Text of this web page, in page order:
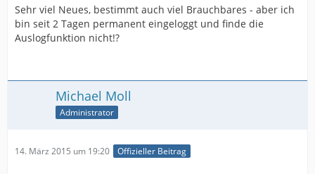
Sehr viel Neues, bestimmt auch viel Brauchbares - aber ich
bin seit 2 Tagen permanent eingeloggt und finde die
Auslogfunktion nicht!?
Michael Moll
Administrator
14. März 2015 um 19:20 Offizieller Beitrag